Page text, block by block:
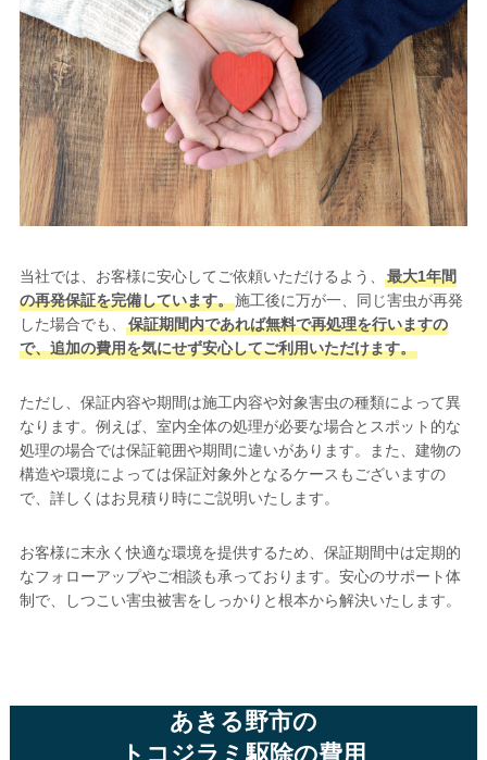
当社では、お客様に安心してご依頼いただけるよう、
最大1年間
の再発保証を完備しています。施工後に万が一、同じ害虫が再発
した場合でも、
保証期間内であれば無料で再処理を行いますの
で、追加の費用を気にせず安心してご利用いただけます。
ただし、保証内容や期間は施工内容や対象害虫の種類によって異
なります。例えば、室内全体の処理が必要な場合とスポット的な
処理の場合では保証範囲や期間に違いがあります。また、建物の
構造や環境によっては保証対象外となるケースもございますの
で、詳しくはお見積り時にご説明いたします。
お客様に末永く快適な環境を提供するため、保証期間中は定期的
なフォローアップやご相談も承っております。安心のサポート体
制で、しつこい害虫被害をしっかりと根本から解決いたします。
あきる野市の